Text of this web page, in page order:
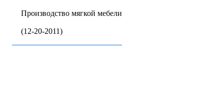
Производство мягкой мебели
(12-20-2011)